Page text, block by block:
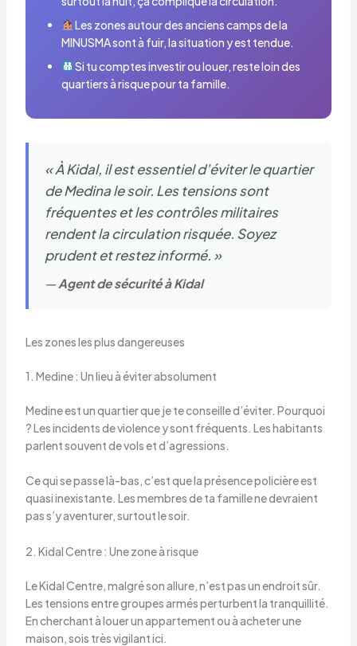
Les zones autour des anciens camps de la
MINUSMA sont à fuir, la situation y est tendue.
Si tu comptes investir ou louer, reste loin des
quartiers à risque pour ta famille.
« À Kidal, il est essentiel d’éviter le quartier
de Medina le soir. Les tensions sont
fréquentes et les contrôles militaires
rendent la circulation risquée. Soyez
prudent et restez informé. »
— Agent de sécurité à Kidal
Les zones les plus dangereuses
1. Medine : Un lieu à éviter absolument
Medine est un quartier que je te conseille d’éviter. Pourquoi
? Les incidents de violence y sont fréquents. Les habitants
parlent souvent de vols et d’agressions.
Ce qui se passe là-bas, c’est que la présence policière est
quasi inexistante. Les membres de ta famille ne devraient
pas s’y aventurer, surtout le soir.
2. Kidal Centre : Une zone à risque
Le Kidal Centre, malgré son allure, n’est pas un endroit sûr.
Les tensions entre groupes armés perturbent la tranquillité.
En cherchant à louer un appartement ou à acheter une
maison, sois très vigilant ici.